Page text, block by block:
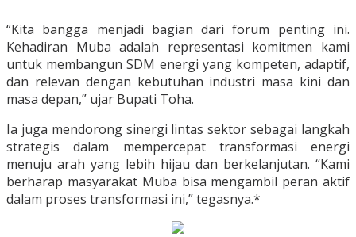
“Kita bangga menjadi bagian dari forum penting ini.
Kehadiran Muba adalah representasi komitmen kami
untuk membangun SDM energi yang kompeten, adaptif,
dan relevan dengan kebutuhan industri masa kini dan
masa depan,” ujar Bupati Toha.
Ia juga mendorong sinergi lintas sektor sebagai langkah
strategis dalam mempercepat transformasi energi
menuju arah yang lebih hijau dan berkelanjutan. “Kami
berharap masyarakat Muba bisa mengambil peran aktif
dalam proses transformasi ini,” tegasnya.*